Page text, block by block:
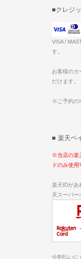
■クレジ
VISA /
す。
お客様のカ
だけます。
※ご予約の
■ 楽天ペ
※当店の楽
ドのみ使用
楽天IDがあ
天スーパー
分割払いに